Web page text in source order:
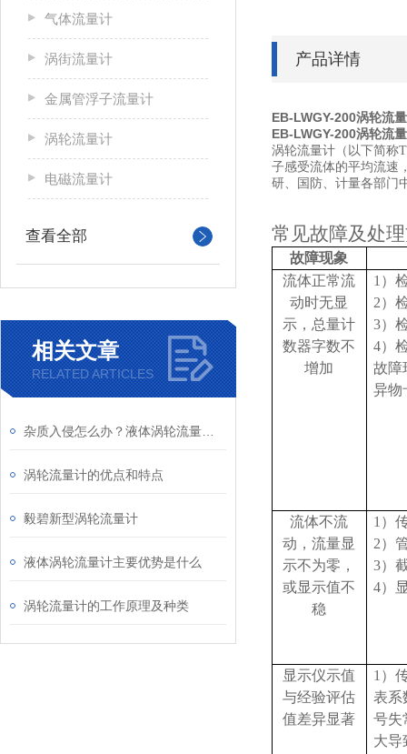
气体流量计
涡街流量计
金属管浮子流量计
涡轮流量计
电磁流量计
查看全部
相关文章
RELATED ARTICLES
涡轮流量计的优点和特点
毅碧新型涡轮流量计
液体涡轮流量计主要优势是什么
涡轮流量计的工作原理及种类
产品详情
EB-LWGY-200涡轮流
EB-LWGY-200涡轮流
涡轮流量计（以下简称
子感受流体的平均流速
研、国防、计量各部门
常见故障及处
故障现象
流体正常流
动时无显
示，总量计
数器字数不
增加
1 ）
2）
3）
4）
故障
异物
流体不流
动，流量显
示不为零，
或显示值不
稳
1 ）
2）
3）
4）
显示仪示值
与经验评估
值差异显著
1 ）
表系
号失
大导